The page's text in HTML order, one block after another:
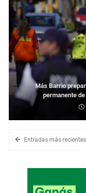
Más Barrio
permanente
Entradas más recientes